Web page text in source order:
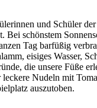
und Schüler
Bei schönstem
Tag barfüßig
eisiges Wasser,
die unsere Füße
Nudeln mit
auszutoben.